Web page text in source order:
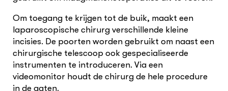
Om toegang te krijgen tot de buik, maakt een
laparoscopische chirurg verschillende kleine
incisies. De poorten worden gebruikt om naast een
chirurgische telescoop ook gespecialiseerde
instrumenten te introduceren. Via een
videomonitor houdt de chirurg de hele procedure
in de gaten.